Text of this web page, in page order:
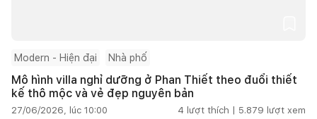
Modern - Hiện đại Nhà phố
Mô hình villa nghỉ dưỡng ở Phan Thiết theo đuổi thiết
kế thô mộc và vẻ đẹp nguyên bản
27/06/2026, lúc 10:00 4 lượt thích | 5.879 lượt xem